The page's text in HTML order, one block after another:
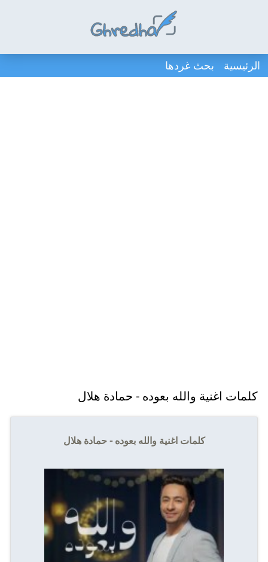
الرئيسية بحث غردها
كلمات اغنية والله بعوده - حمادة هلال
كلمات اغنية والله بعوده - حمادة هلال